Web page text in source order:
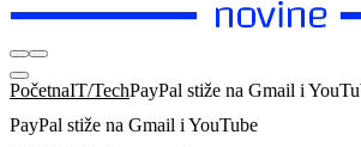
PočetnaIT/TechPayPal stiže na Gmail i
PayPal stiže na Gmail i YouTube